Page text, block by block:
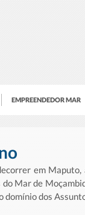
EMPREENDEDOR MAR
em
Mar de
domínio dos